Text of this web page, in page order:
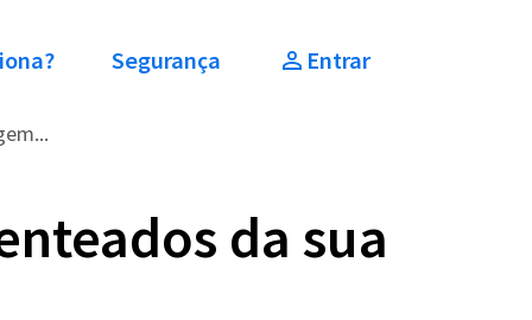
Segurança Entrar
da sua